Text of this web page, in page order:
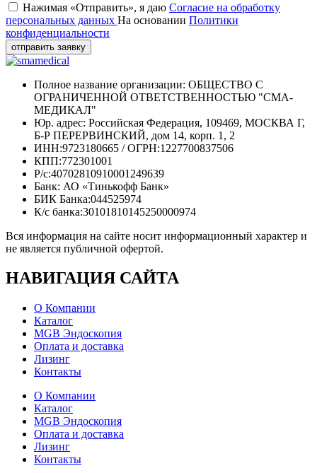
Нажимая «Отправить», я даю Согласие на обработку
персональных данных На основании Политики
конфиденциальности
отправить заявку
Полное название организации: ОБЩЕСТВО С
ОГРАНИЧЕННОЙ ОТВЕТСТВЕННОСТЬЮ "СМА-
МЕДИКАЛ"
Юр. адрес: Российская Федерация, 109469, МОСКВА Г,
Б-Р ПЕРЕРВИНСКИЙ, дом 14, корп. 1, 2
ИНН:9723180665 / ОГРН:1227700837506
КПП:772301001
Р/с:40702810910001249639
Банк: АО «Тинькофф Банк»
БИК Банка:044525974
К/с банка:30101810145250000974
Вся информация на сайте носит информационный характер и
не является публичной офертой.
НАВИГАЦИЯ САЙТА
О Компании
Каталог
MGB Эндоскопия
Оплата и доставка
Лизинг
Контакты
О Компании
Каталог
MGB Эндоскопия
Оплата и доставка
Лизинг
Контакты